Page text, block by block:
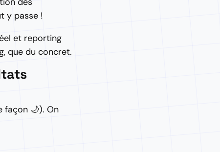
y passe !
et reporting
que du concret.
façon 🌙). On